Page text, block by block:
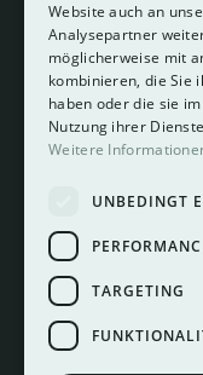
Website auch an
Analysepartner
möglicherweise mit
kombinieren, die Sie
haben oder die sie
Nutzung ihrer
Weitere
UNBEDINGT
TARGETING